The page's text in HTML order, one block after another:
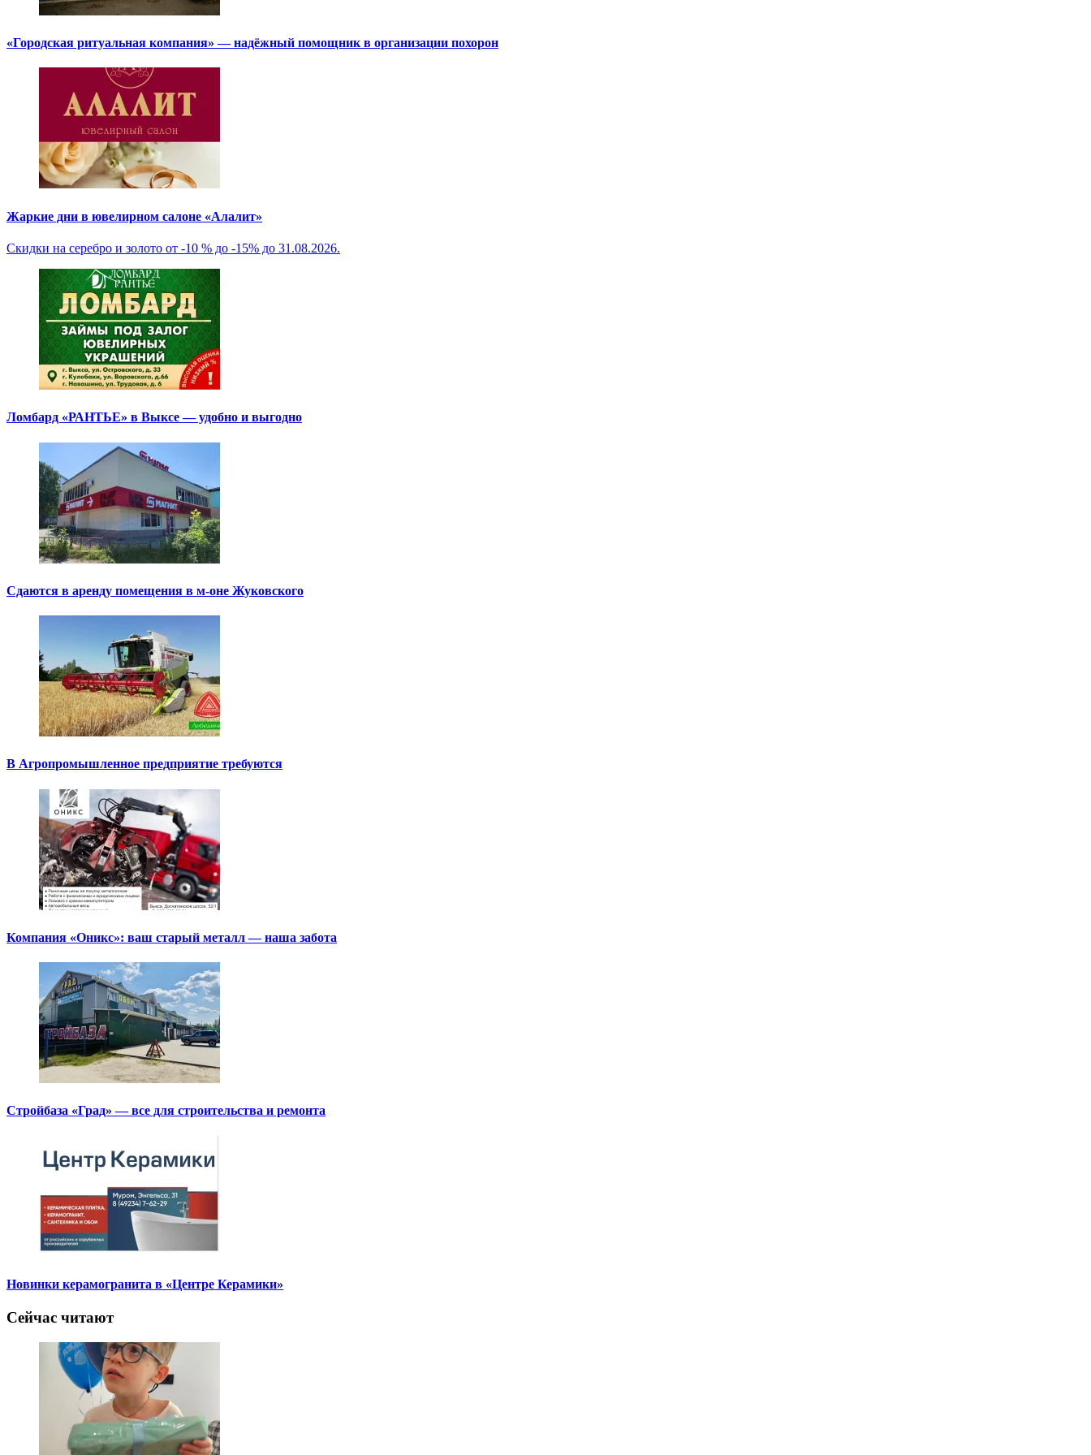
«Городская ритуальная компания» — надёжный помощник в организации похорон
Жаркие дни в ювелирном салоне «Алалит»
Скидки на серебро и золото от -10 % до -15% до 31.08.2026.
Ломбард «РАНТЬЕ» в Выксе — удобно и выгодно
Сдаются в аренду помещения в м-оне Жуковского
В Агропромышленное предприятие требуются
Компания «Оникс»: ваш старый металл — наша забота
Стройбаза «Град» — все для строительства и ремонта
Новинки керамогранита в «Центре Керамики»
Сейчас читают